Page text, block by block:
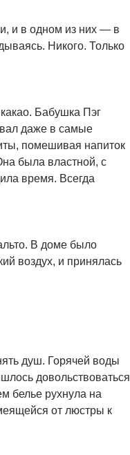
и в одном из них — в
Никого. Только
Бабушка Пэг
даже в самые
помешивая напиток
была властной, с
время. Всегда
В доме было
воздух, и принялась
душ. Горячей воды
довольствоваться
белье рухнула на
от люстры к